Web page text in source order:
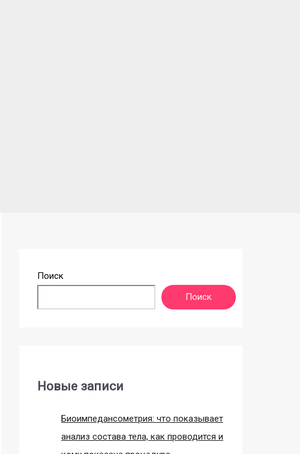
Поиск
Поиск
Новые записи
Биоимпедансометрия: что показывает
анализ состава тела, как проводится и